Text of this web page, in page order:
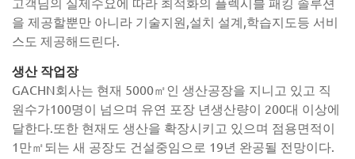
을 제공할뿐만 아니라 기술지원,설치 설계,학습지도등 서비
스도 제공해드린다.
생산 작업장
GACHN회사는 현재 5000㎡인 생산공장을 지니고 있고 직
원수가100명이 넘으며 유연 포장 년생산량이 200대 이상에
달한다.또한 현재도 생산을 확장시키고 있으며 점용면적이
1만㎡되는 새 공장도 건설중임으로 19년 완공될 전망이다.